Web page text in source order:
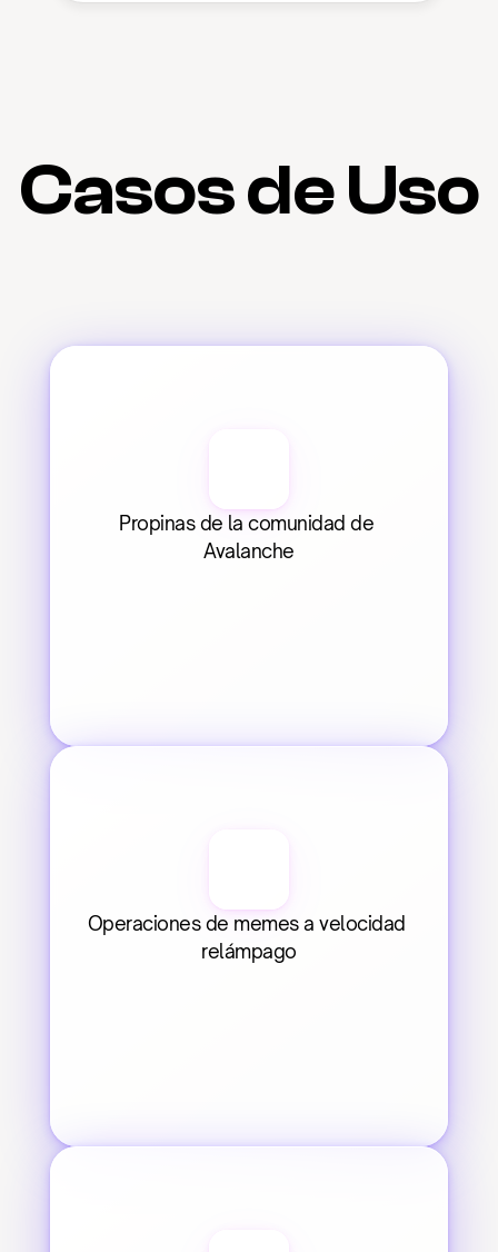
Casos de Uso
Propinas de la comunidad de
Avalanche
Operaciones de memes a velocidad
relámpago